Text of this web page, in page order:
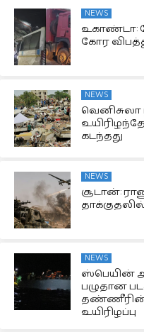
NEWS
உகாண்டா:
கோர
NEWS
கடந்தது
NEWS
சூடான்:
NEWS
ஸ்பெயின்
பழுதான
உயிரிழப்பு